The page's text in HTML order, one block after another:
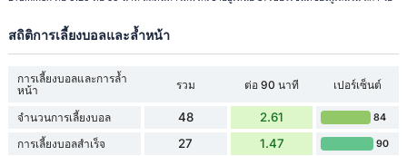
สถิติการเลี้ยงบอลและล้ำหน้า
การเลี้ยงบอลและการล้ำ
หน้า
รวม ต่อ 90 นาที เปอร์เซ็นต์
จำนวนการเลี้ยงบอล 48 2.61 84
การเลี้ยงบอลสำเร็จ 27 1.47 90